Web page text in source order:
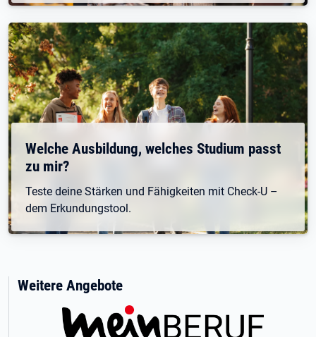
Welche Ausbildung, welches Studium passt
zu mir?
Teste deine Stärken und Fähigkeiten mit Check-U –
dem Erkundungstool.
Weitere Angebote